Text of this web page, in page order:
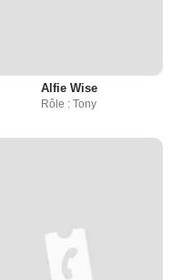
Alfie Wise
Rôle : Tony